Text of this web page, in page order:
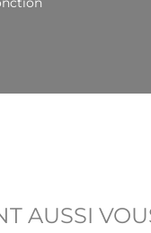
AUSSI